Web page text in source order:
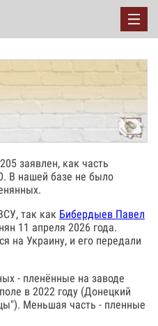
заявлен, как часть
В нашей базе не было
так как Бибердыев Павел
11 апреля 2026 года.
на Украину, и его передали
- пленённые на заводе
в 2022 году (Донецкий
Меньшая часть - пленные